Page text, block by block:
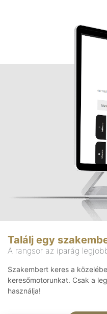
Találj egy
A rangsor az iparág
Szakembert keres a
keresőmotorunkat. Csak a
használja!